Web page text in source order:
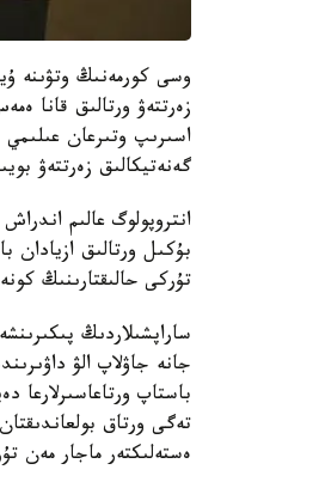
وسى كورمەنىڭ وتۋىنە
زەرتتەۋ ورتالىق قانا
اسىرىپ وتىرعان عىلىمي
گەنەتيكالىق زەرتتەۋ
انتروپولوگ عالىم
بۇكىل ورتالىق ازيادان
تۇركى حالىقتارىنىڭ
ساراپشىلاردىڭ
جانە جاۋلاپ الۋ
باستاپ ورتاعاسىرلارعا
تەگى ورتاق
ەستەلىكتەر ماجار مەن